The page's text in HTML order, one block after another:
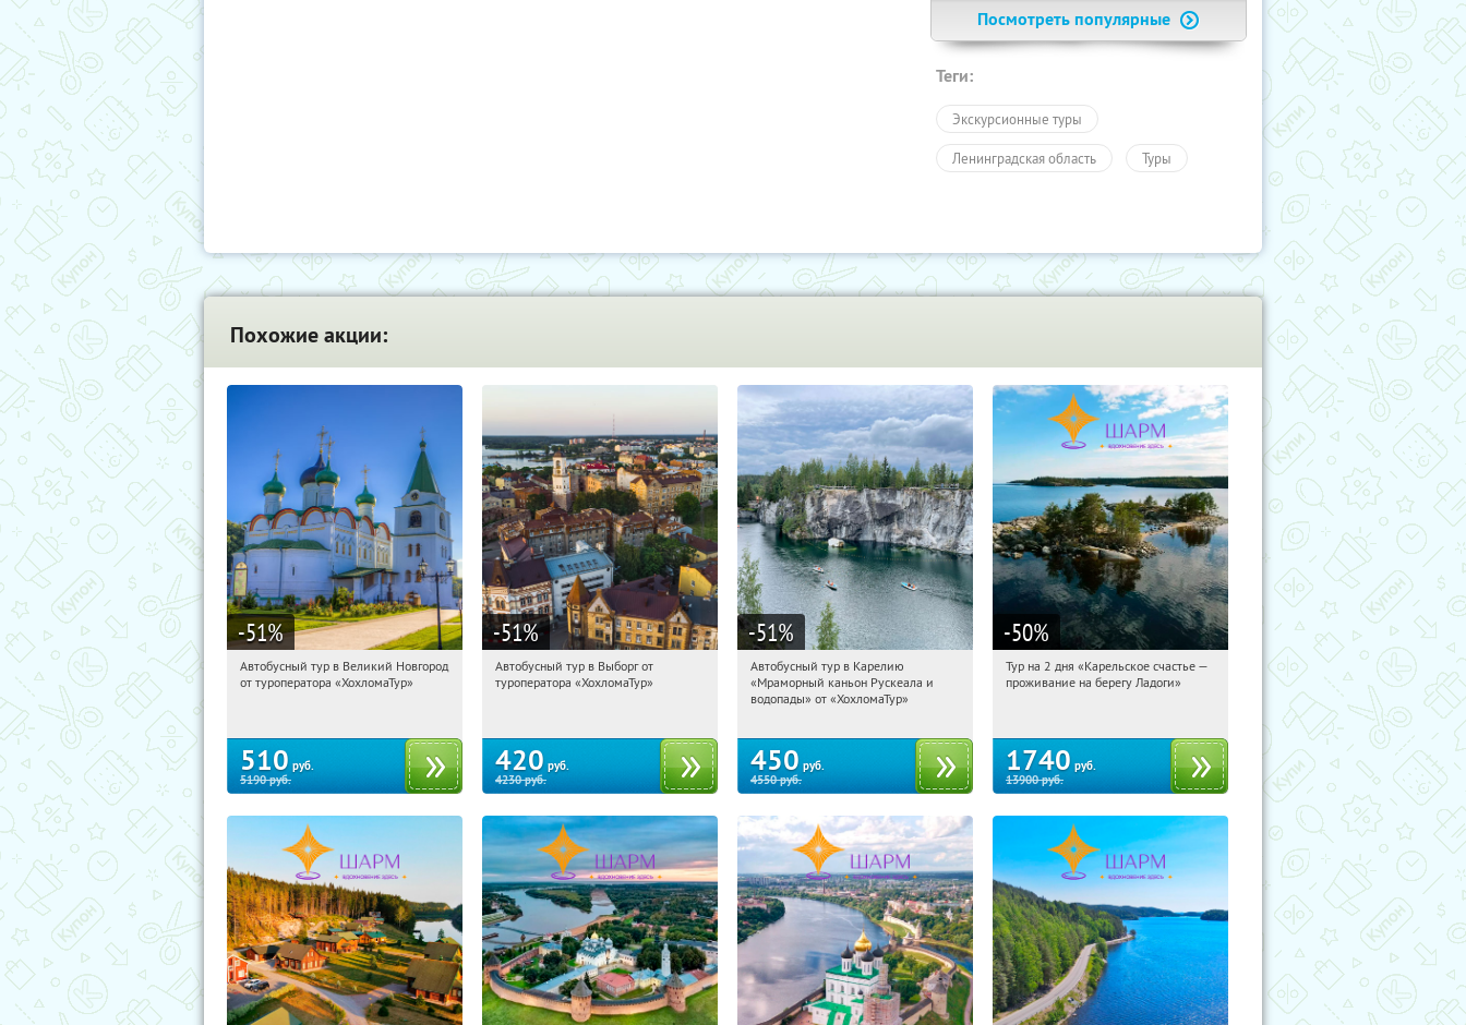
Посмотреть популярные
Теги:
Экскурсионные туры
Ленинградская область Туры
Похожие акции:
-51%
10:42:14 Купили:2
Автобусный тур в Великий Новгород
от туроператора «ХохломаТур»
510 руб.
5190руб.
-51%
10:42:14 Купили:
Автобусный тур в Выборг от
туроператора «ХохломаТур»
420 руб.
4230руб.
-51%
10:42:14 Купили:
Сенная площадь
Автобусный тур в Карелию
«Мраморный каньон Рускеала и
водопады» от «ХохломаТур»
450 руб.
4550руб.
-50%
10:42:14 Купили:39
Тур на 2 дня «Карельское счастье —
проживание на берегу Ладоги»
1740 руб.
13900руб.